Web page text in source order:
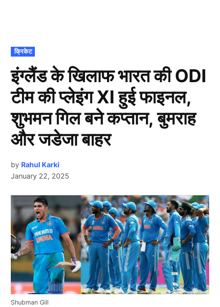
POSTED
IN
क्रिकेट
इंग्लैंड के खिलाफ भारत की ODI
टीम की प्लेइंग XI हुई फाइनल,
शुभमन गिल बने कप्तान, बुमराह
और जडेजा बाहर
by Rahul Karki
January 22, 2025
Shubman Gill